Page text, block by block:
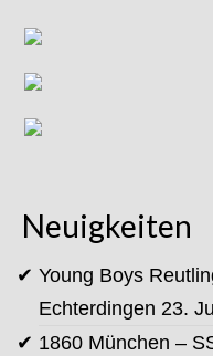
Neuigkeiten
Young Boys
Echterdingen 23.
1860 München –